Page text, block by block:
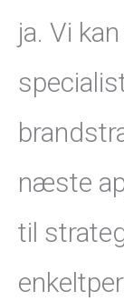
ja. Vi
næste
til